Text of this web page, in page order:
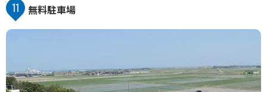
11 無料駐車場